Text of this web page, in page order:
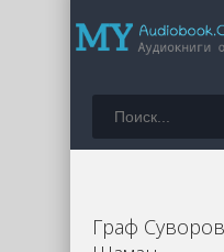
Граф